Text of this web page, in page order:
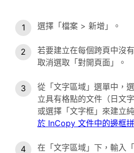
選擇「檔案 > 新增」。
若要建立在每個跨頁中沒
取消選取「對開頁面」。
從「文字區域」選單中，
立具有格點的文件（日文
或選擇「文字框」來建立
於 InCopy 文件中的邊框
在「文字區域」下，輸入